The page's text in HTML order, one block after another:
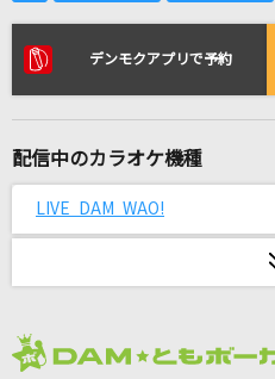
リアルタイムで歌
コイスルオトメ
appears
デンモクアプリで予約
配信中のカラオケ機種
LIVE DAM WAO!